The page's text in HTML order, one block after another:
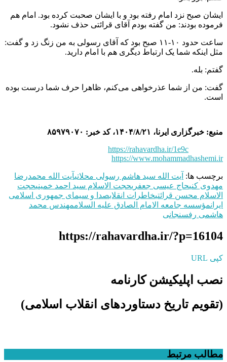
ایشان صبح نزد امام رفته بود و با ایشان صحبت کرده بود. امام هم
فرموده بودند: من گفته بودم آقای قرائتی حذف نشود.
ساعت حدود ۱۰-۱۱ صبح بود که آقای رسولی به من زنگ زد و گفت:
مثل اینکه شما یک ارتباط دیگری هم با امام دارید.
گفتم: بله.
گفت: من از شما عذرخواهی می‌کنم، ظاهرا حرف شما درست بوده
است.
منبع: خبرگزاری ایرنا، ۱۴۰۴/۸/۲۱، کد خبر: ۸۵۹۷۹۰۷۰
https://rahavardha.ir/1e9c
https://www.mohammadhashemi.ir
برچسب ها: آیت الله سید هاشم رسولی محلاتیآیت الله محمدرضا
مهدوی کنیحاج عیسی جعفریحجت الاسلام سید احمد خمینیحجت
الاسلام محسن قرائتیخاطرات انقلابصدا و سیمای جمهوری اسلامی
ایرانمؤسسه جامعه الامام الصادق علیه السلاممهندس محمد
هاشمی رفسنجانی
https://rahavardha.ir/?p=16104
کپی URL
نصب اپلیکیشن کارنامه
(تقویم تاریخ دستاوردهای انقلاب اسلامی​)
مطالب مرتبط